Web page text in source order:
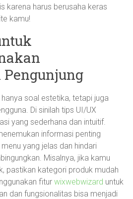
karena harus berusaha keras
kamu!
soal estetika, tetapi juga
Di sinilah tips UI/UX
yang sederhana dan intuitif.
informasi penting
yang jelas dan hindari
Misalnya, jika kamu
pastikan kategori produk mudah
fiturwixwebwizard untuk
dan fungsionalitas bisa menjadi